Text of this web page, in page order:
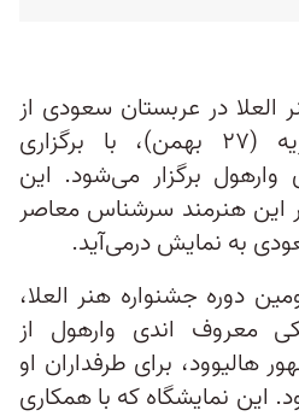
العلا در عربستان سعودی از
روز پنجشنبه، ۱۶ فوریه (۲۷ بهمن)،‌ با برگزاری
وارهول برگزار می‌شود. این
این هنرمند سرشناس معاصر
به نمایش درمی‌آید.
دوره جشنواره هنر العلا،
معروف اندی وارهول از
هالیوود، برای طرفداران او
این نمایشگاه که با همکاری